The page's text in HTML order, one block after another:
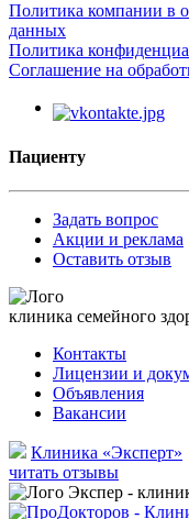
Политика компании в
данных
Политика
Соглашение на
Пациенту
Задать вопрос
Акции и реклама
Оставить отзыв
клиника семейного
Контакты
Лицензии и
Объявления
Вакансии
Клиника «Эксперт»
читать отзывы